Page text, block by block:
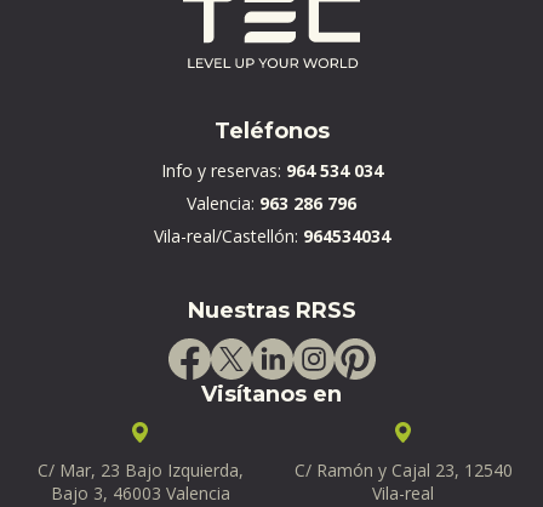
Teléfonos
Info y reservas: 964 534 034
Valencia: 963 286 796
Vila-real/Castellón: 964534034
Nuestras RRSS
Visítanos en
C/ Mar, 23 Bajo Izquierda,
Bajo 3, 46003 Valencia
C/ Ramón y Cajal 23, 12540
Vila-real